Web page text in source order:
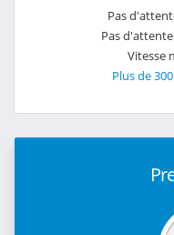
Pas
Pas
Vitesse
Plus de